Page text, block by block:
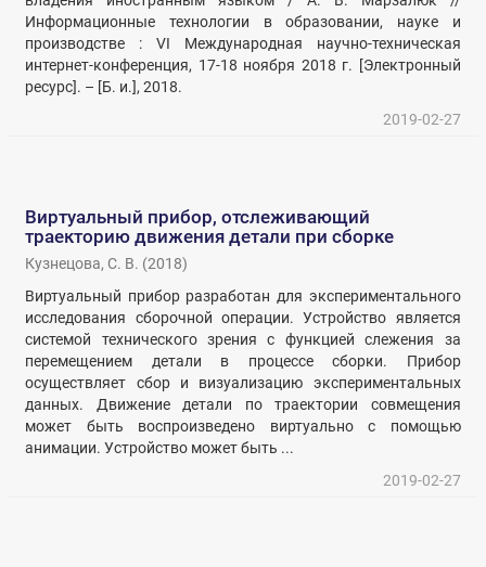
Информационные технологии в образовании, науке и
производстве : VI Международная научно-техническая
интернет-конференция, 17-18 ноября 2018 г. [Электронный
ресурс]. – [Б. и.], 2018.
2019-02-27
Виртуальный прибор, отслеживающий
траекторию движения детали при сборке
Кузнецова, С. В. (2018)
Виртуальный прибор разработан для экспериментального
исследования сборочной операции. Устройство является
системой технического зрения с функцией слежения за
перемещением детали в процессе сборки. Прибор
осуществляет сбор и визуализацию экспериментальных
данных. Движение детали по траектории совмещения
может быть воспроизведено виртуально с помощью
анимации. Устройство может быть ...
2019-02-27